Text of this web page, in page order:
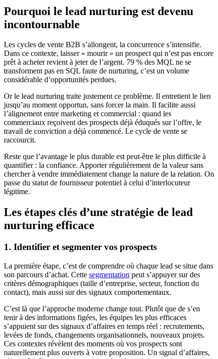
Pourquoi le lead nurturing est devenu
incontournable
Les cycles de vente B2B s’allongent, la concurrence s’intensifie.
Dans ce contexte, laisser « mourir » un prospect qui n’est pas encore
prêt à acheter revient à jeter de l’argent. 79 % des MQL ne se
transforment pas en SQL faute de nurturing, c’est un volume
considérable d’opportunités perdues.
Or le lead nurturing traite justement ce problème. Il entretient le lien
jusqu’au moment opportun, sans forcer la main. Il facilite aussi
l’alignement entre marketing et commercial : quand les
commerciaux reçoivent des prospects déjà éduqués sur l’offre, le
travail de conviction a déjà commencé. Le cycle de vente se
raccourcit.
Reste que l’avantage le plus durable est peut-être le plus difficile à
quantifier : la confiance. Apporter régulièrement de la valeur sans
chercher à vendre immédiatement change la nature de la relation. On
passe du statut de fournisseur potentiel à celui d’interlocuteur
légitime.
Les étapes clés d’une stratégie de lead
nurturing efficace
1. Identifier et segmenter vos prospects
La première étape, c’est de comprendre où chaque lead se situe dans
son parcours d’achat. Cette segmentation peut s’appuyer sur des
critères démographiques (taille d’entreprise, secteur, fonction du
contact), mais aussi sur des signaux comportementaux.
C’est là que l’approche moderne change tout. Plutôt que de s’en
tenir à des informations figées, les équipes les plus efficaces
s’appuient sur des signaux d’affaires en temps réel : recrutements,
levées de fonds, changements organisationnels, nouveaux projets.
Ces contextes révèlent des moments où vos prospects sont
naturellement plus ouverts à votre proposition. Un signal d’affaires,